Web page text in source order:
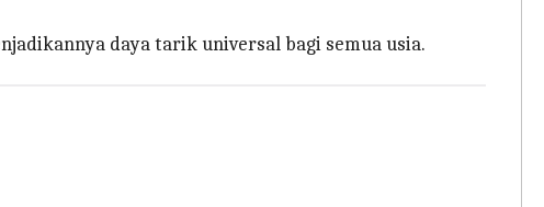
daya tarik universal bagi semua usia.